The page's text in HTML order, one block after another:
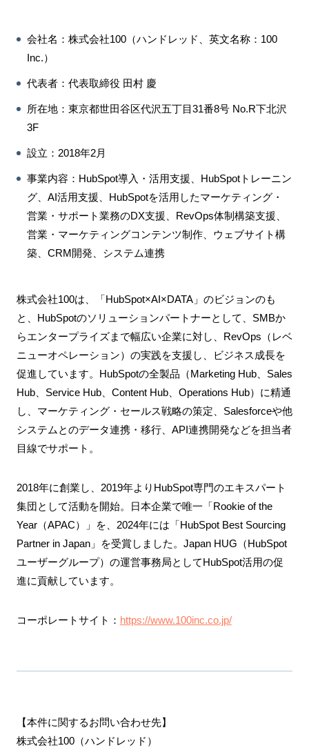
会社名：株式会社100（ハンドレッド、英文名称：100
Inc.）
代表者：代表取締役 田村 慶
所在地：東京都世田谷区代沢五丁目31番8号 No.R下北沢
3F
設⽴：2018年2月
事業内容：HubSpot導入・活用支援、HubSpotトレーニン
グ、AI活用支援、HubSpotを活用したマーケティング・
営業・サポート業務のDX支援、RevOps体制構築支援、
営業・マーケティングコンテンツ制作、ウェブサイト構
築、CRM開発、システム連携
株式会社100は、「HubSpot×AI×DATA」のビジョンのも
と、HubSpotのソリューションパートナーとして、SMBか
らエンタープライズまで幅広い企業に対し、RevOps（レベ
ニューオペレーション）の実践を支援し、ビジネス成長を
促進しています。HubSpotの全製品（Marketing Hub、Sales
Hub、Service Hub、Content Hub、Operations Hub）に精通
し、マーケティング・セールス戦略の策定、Salesforceや他
システムとのデータ連携・移行、API連携開発などを担当者
目線でサポート。
2018年に創業し、2019年よりHubSpot専門のエキスパート
集団として活動を開始。日本企業で唯一「Rookie of the
Year（APAC）」を、2024年には「HubSpot Best Sourcing
Partner in Japan」を受賞しました。Japan HUG（HubSpot
ユーザーグループ）の運営事務局としてHubSpot活用の促
進に貢献しています。
コーポレートサイト： https://www.100inc.co.jp/
【本件に関するお問い合わせ先】
株式会社100（ハンドレッド）